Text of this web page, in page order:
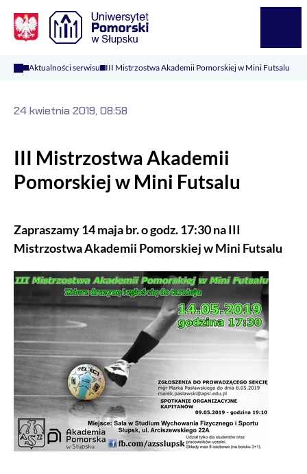
Aktualności serwisu III Mistrzostwa Akademii Pomorskiej w Mini Futsalu
III Mistrzostwa Akademii
Pomorskiej w Mini Futsalu
Zapraszamy 14 maja br. o godz. 17:30 na III
Mistrzostwa Akademii Pomorskiej w Mini Futsalu
24 kwietnia 2019, 08:58